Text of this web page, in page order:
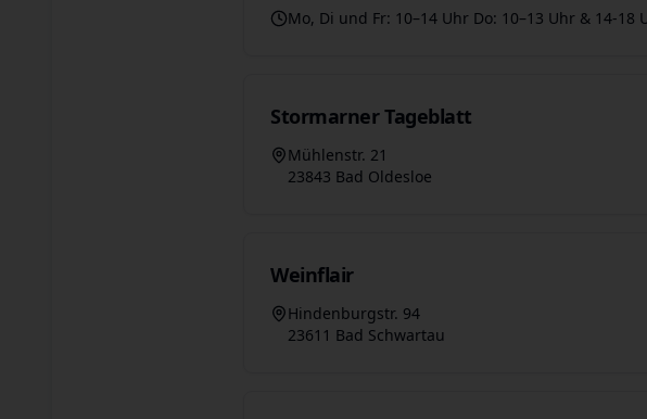
Mo, Di und Fr: 10–14 Uhr Do: 10–13 Uhr & 14-18
Stormarner Tageblatt
Mühlenstr. 21
23843 Bad Oldesloe
Weinflair
Hindenburgstr. 94
23611 Bad Schwartau